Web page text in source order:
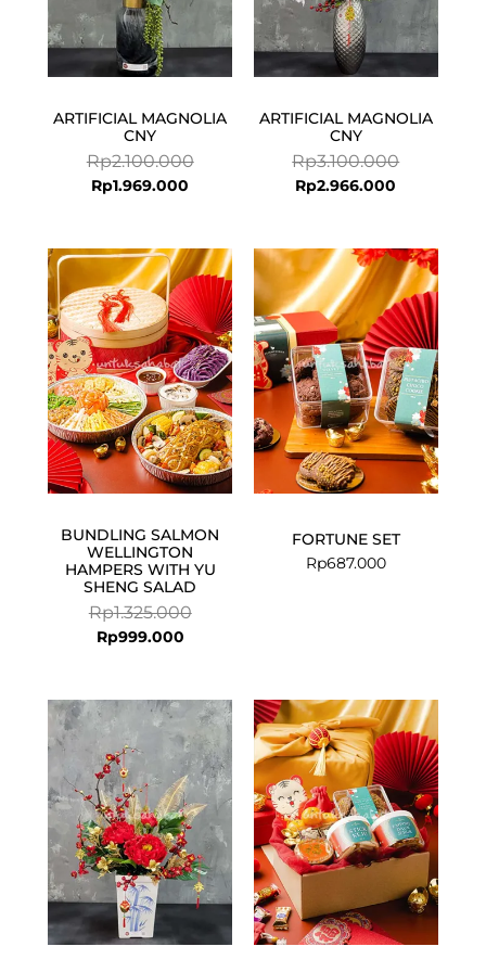
ARTIFICIAL MAGNOLIA
CNY
Rp2.100.000
Rp1.969.000
ARTIFICIAL MAGNOLIA
CNY
Rp3.100.000
Rp2.966.000
BUNDLING SALMON
WELLINGTON
HAMPERS WITH YU
SHENG SALAD
Rp1.325.000
Original
price
was:
Rp1.325.000.
Rp999.000
Current
price
is:
Rp999.000.
FORTUNE SET
Rp687.000
Original
price
was:
Rp3.200.000.
Current
price
is:
Rp3.139.000.